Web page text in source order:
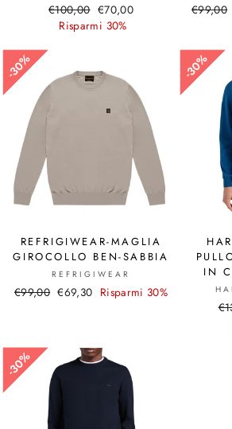
Prezzo
€100,00 Prezzo
scontato
€70,00
Risparmi 30%
Prezzo
€99,00
30%
30%
REFRIGIWEAR-MAGLIA
GIROCOLLO BEN-SABBIA
REFRIGIWEAR
Prezzo
€99,00 Prezzo
€69,30 Risparmi 30%
30%
30%
IN
30%
30%